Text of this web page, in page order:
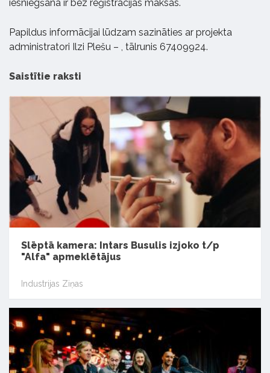
iesniegšana ir bez reģistrācijas maksas.
Papildus informācijai lūdzam sazināties ar projekta
administratori Ilzi Plešu –
, tālrunis 67409924.
Saistītie raksti
Slēptā kamera: Intars Busulis izjoko t/p
"Alfa" apmeklētājus
Industrijas Ziņas